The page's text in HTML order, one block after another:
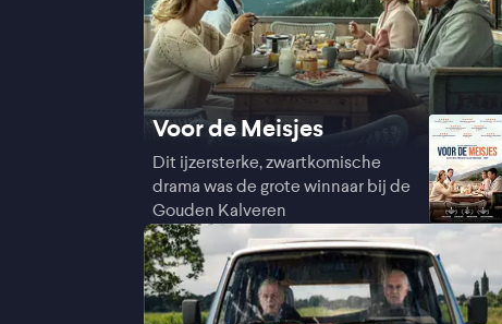
Voor de Meisjes
Dit ijzersterke, zwartkomische
drama was de grote winnaar bij de
Gouden Kalveren